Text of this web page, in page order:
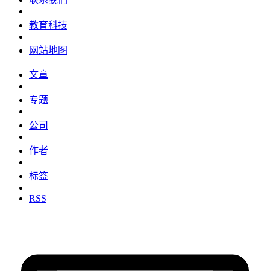
|
教育科技
|
网站地图
文章
|
专题
|
公司
|
作者
|
标签
|
RSS